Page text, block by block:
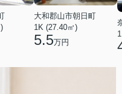
大和郡山市朝日町
1K (27.40㎡)
5.5万円